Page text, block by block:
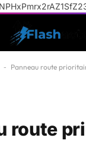
- Panneau route prioritaire :
route